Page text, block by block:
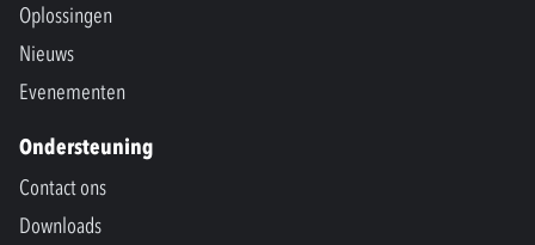
Oplossingen
Nieuws
Evenementen
Ondersteuning
Contact ons
Downloads